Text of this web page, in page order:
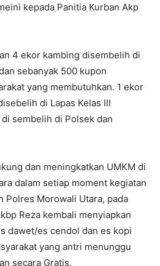
kepada Panitia Kurban Akp
4 ekor kambing disembelih di
sebanyak 500 kupon
yang membutuhkan. 1 ekor
di Lapas Kelas III
sembelih di Polsek dan
dan meningkatkan UMKM di
dalam setiap moment kegiatan
Polres Morowali Utara, pada
Reza kembali menyiapkan
dawet/es cendol dan es kopi
yang antri menunggu
secara Gratis.